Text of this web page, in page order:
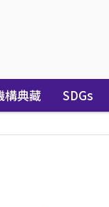
構典藏 SDGs